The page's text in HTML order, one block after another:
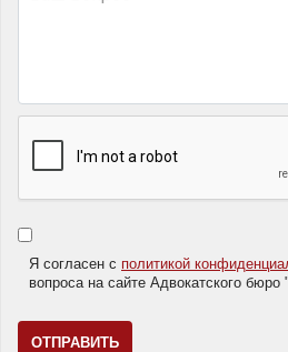
Я согласен с политикой
вопроса на сайте Адвокатского